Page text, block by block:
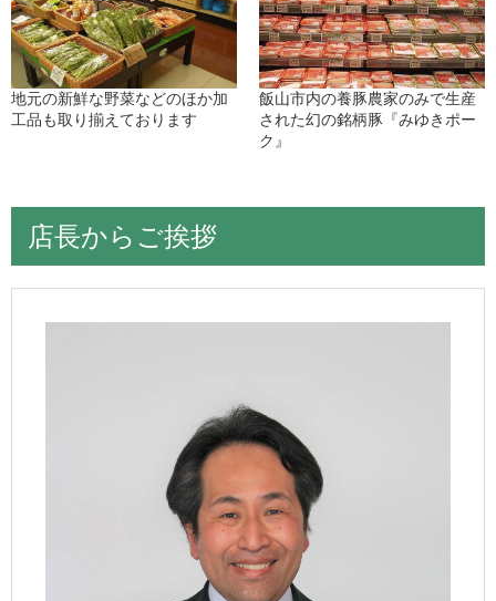
地元の新鮮な野菜などのほか加
工品も取り揃えております
飯山市内の養豚農家のみで生産
された幻の銘柄豚『みゆきポー
ク』
店長からご挨拶